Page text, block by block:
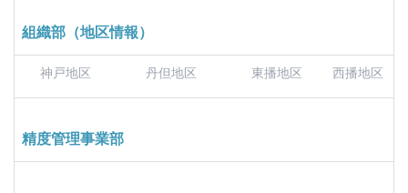
組織部（地区情報）
神戸地区 丹但地区 東播地区 西播地区
精度管理事業部